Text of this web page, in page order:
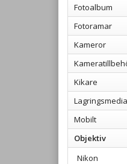
Fotoalbum
Fotoramar
Kameror
Kikare
Lagringsmedia
Mobilt
Objektiv
Nikon